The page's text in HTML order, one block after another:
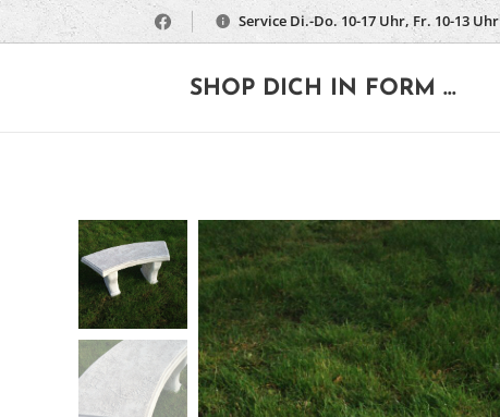
Service Di.-Do. 10-17 Uhr, Fr. 10-13 Uhr
SHOP DICH IN FORM ...